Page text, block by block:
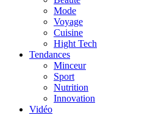
Mode
Voyage
Cuisine
Hight Tech
Tendances
Minceur
Sport
Nutrition
Innovation
Vidéo